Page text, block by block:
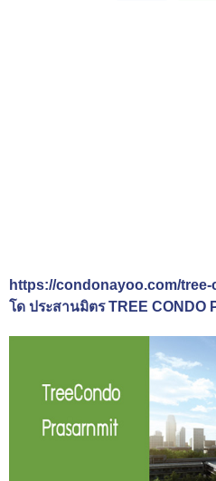
https://condonayoo.com/
โด ประสานมิตร TREE CONDO